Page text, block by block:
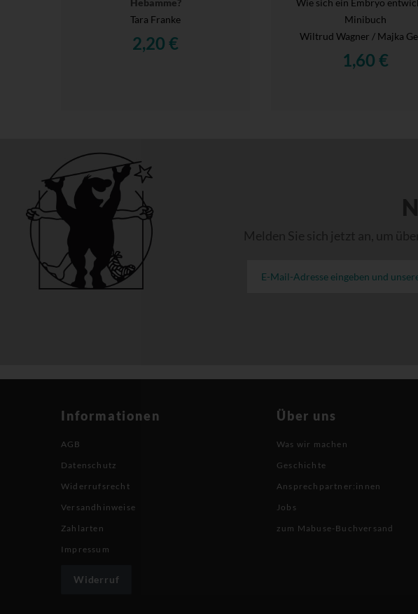
Tara Franke
2,20 €
Minibuch
Wiltrud Wagner / Majka
1,60 €
Melden Sie sich jetzt an, um
Informationen
AGB
Datenschutz
Widerrufsrecht
Versandhinweise
Zahlarten
Impressum
Widerruf
Über uns
Was wir machen
Geschichte
Ansprechpartner:innen
Jobs
zum Mabuse-Buchversand